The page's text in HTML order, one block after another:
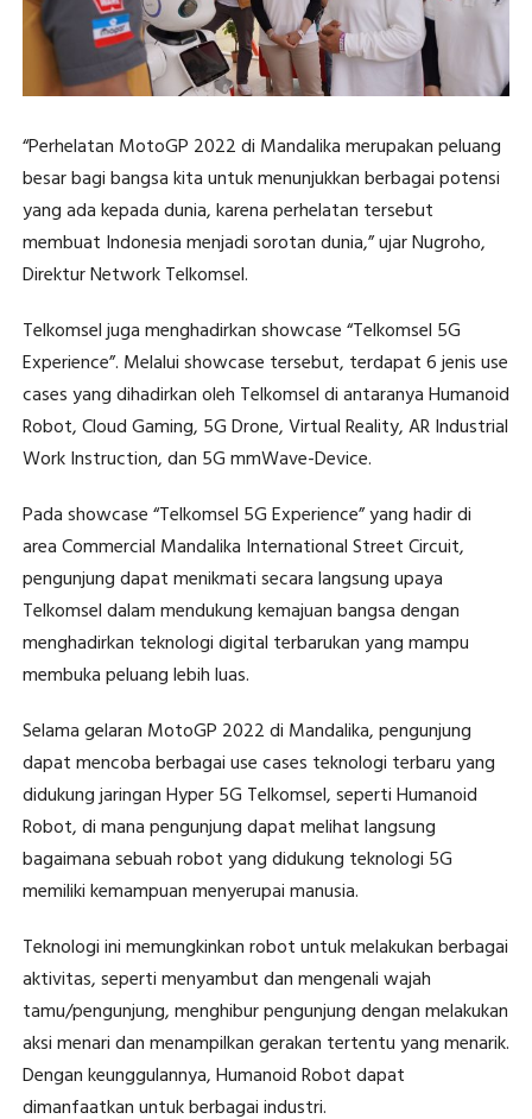
“Perhelatan MotoGP 2022 di Mandalika merupakan peluang
besar bagi bangsa kita untuk menunjukkan berbagai potensi
yang ada kepada dunia, karena perhelatan tersebut
membuat Indonesia menjadi sorotan dunia,” ujar Nugroho,
Direktur Network Telkomsel.
Telkomsel juga menghadirkan showcase “Telkomsel 5G
Experience”. Melalui showcase tersebut, terdapat 6 jenis use
cases yang dihadirkan oleh Telkomsel di antaranya Humanoid
Robot, Cloud Gaming, 5G Drone, Virtual Reality, AR Industrial
Work Instruction, dan 5G mmWave-Device.
Pada showcase “Telkomsel 5G Experience” yang hadir di
area Commercial Mandalika International Street Circuit,
pengunjung dapat menikmati secara langsung upaya
Telkomsel dalam mendukung kemajuan bangsa dengan
menghadirkan teknologi digital terbarukan yang mampu
membuka peluang lebih luas.
Selama gelaran MotoGP 2022 di Mandalika, pengunjung
dapat mencoba berbagai use cases teknologi terbaru yang
didukung jaringan Hyper 5G Telkomsel, seperti Humanoid
Robot, di mana pengunjung dapat melihat langsung
bagaimana sebuah robot yang didukung teknologi 5G
memiliki kemampuan menyerupai manusia.
Teknologi ini memungkinkan robot untuk melakukan berbagai
aktivitas, seperti menyambut dan mengenali wajah
tamu/pengunjung, menghibur pengunjung dengan melakukan
aksi menari dan menampilkan gerakan tertentu yang menarik.
Dengan keunggulannya, Humanoid Robot dapat
dimanfaatkan untuk berbagai industri.